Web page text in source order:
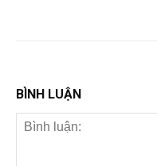
BÌNH LUẬN